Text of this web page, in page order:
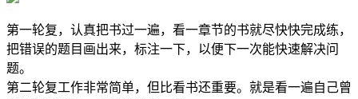
第一轮复，认真把书过一遍，看一章节的书就尽快快完成练，
把错误的题目画出来，标注一下，以便下一次能快速解决问
题。
第二轮复工作非常简单，但比看书还重要。就是看一遍自己曾